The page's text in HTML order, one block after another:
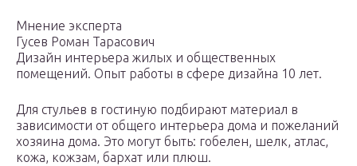
Мнение эксперта
Гусев Роман Тарасович
Дизайн интерьера жилых и общественных
помещений. Опыт работы в сфере дизайна 10 лет.
Для стульев в гостиную подбирают материал в
зависимости от общего интерьера дома и пожеланий
хозяина дома. Это могут быть: гобелен, шелк, атлас,
кожа, кожзам, бархат или плюш.